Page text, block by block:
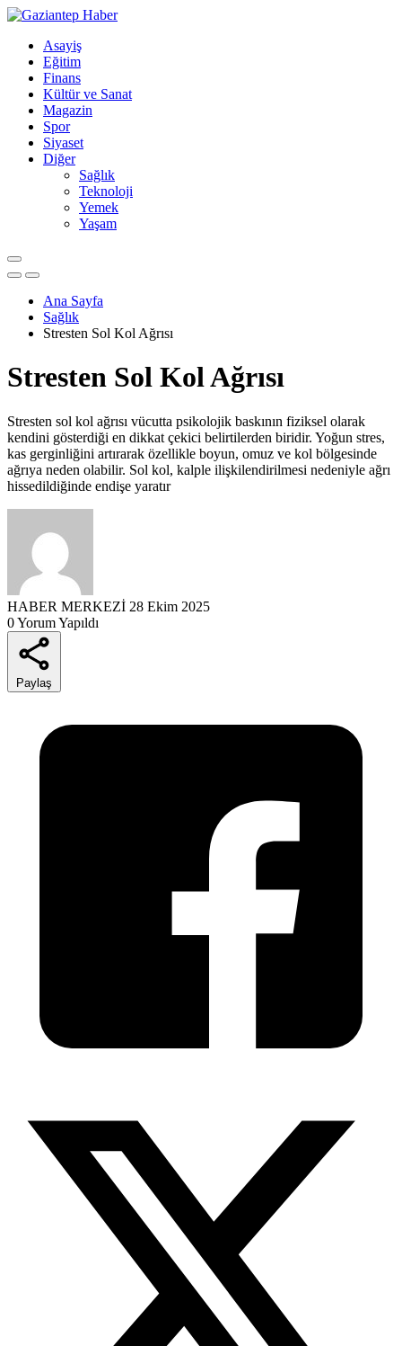
Asayiş
Eğitim
Finans
Kültür ve Sanat
Magazin
Spor
Siyaset
Diğer
Sağlık
Teknoloji
Yemek
Yaşam
Ana Sayfa
Sağlık
Stresten Sol Kol Ağrısı
Stresten Sol Kol Ağrısı
Stresten sol kol ağrısı vücutta psikolojik baskının fiziksel olarak
kendini gösterdiği en dikkat çekici belirtilerden biridir. Yoğun stres,
kas gerginliğini artırarak özellikle boyun, omuz ve kol bölgesinde
ağrıya neden olabilir. Sol kol, kalple ilişkilendirilmesi nedeniyle ağrı
hissedildiğinde endişe yaratır
HABER MERKEZİ 28 Ekim 2025
0 Yorum Yapıldı
Paylaş